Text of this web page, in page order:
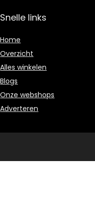
Snelle links
Home
Overzicht
Alles winkelen
Blogs
Onze webshops
Adverteren